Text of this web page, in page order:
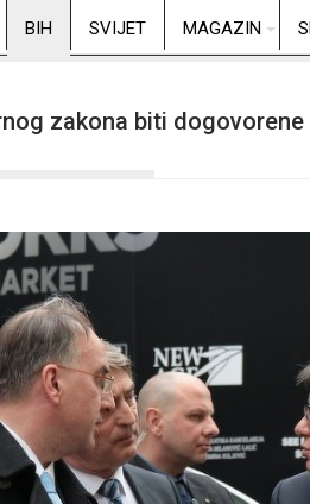
BIH SVIJET MAGAZIN
zakona biti